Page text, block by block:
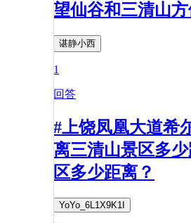
望仙谷和三清山
谌静小西
1
回答
#上饶凤凰大道希
离三清山景区多
区多少距离？
YoYo_6L1X9K1I